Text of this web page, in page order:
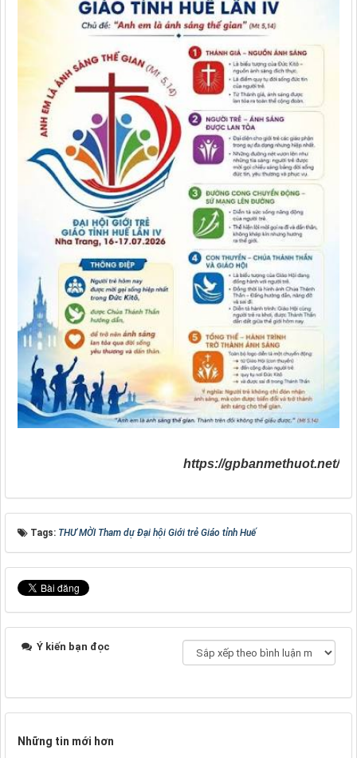
https://gpbanmethuot.net/
Tags: THƯ MỜI Tham dự Đại hội Giới trẻ Giáo tỉnh Huế
Ý kiến bạn đọc
Những tin mới hơn